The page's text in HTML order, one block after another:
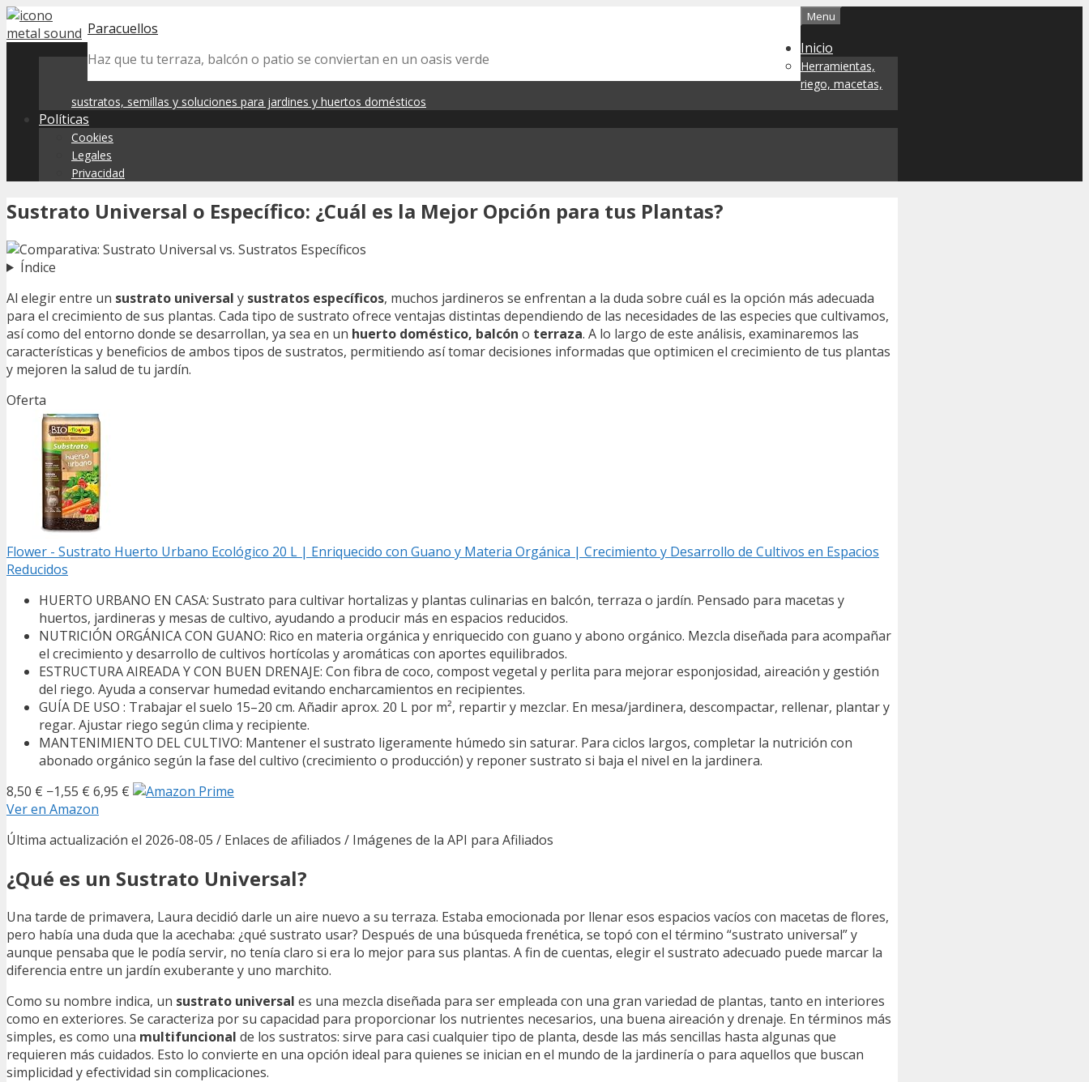
Skip
to
Paracuellos
Haz que tu terraza, balcón o patio se conviertan en un oasis verde
Menu
Inicio
Herramientas,
riego, macetas,
sustratos, semillas y soluciones para jardines y huertos domésticos
Políticas
Cookies
Legales
Privacidad
Sustrato Universal o Específico: ¿Cuál es la Mejor Opción para tus Plantas?
Índice
Al elegir entre un sustrato universal y sustratos específicos, muchos jardineros se enfrentan a la duda sobre cuál es la opción más adecuada
para el crecimiento de sus plantas. Cada tipo de sustrato ofrece ventajas distintas dependiendo de las necesidades de las especies que cultivamos,
así como del entorno donde se desarrollan, ya sea en un huerto doméstico, balcón o terraza. A lo largo de este análisis, examinaremos las
características y beneficios de ambos tipos de sustratos, permitiendo así tomar decisiones informadas que optimicen el crecimiento de tus plantas
y mejoren la salud de tu jardín.
Oferta
Flower - Sustrato Huerto Urbano Ecológico 20 L | Enriquecido con Guano y Materia Orgánica | Crecimiento y Desarrollo de Cultivos en Espacios
Reducidos
HUERTO URBANO EN CASA: Sustrato para cultivar hortalizas y plantas culinarias en balcón, terraza o jardín. Pensado para macetas y
huertos, jardineras y mesas de cultivo, ayudando a producir más en espacios reducidos.
NUTRICIÓN ORGÁNICA CON GUANO: Rico en materia orgánica y enriquecido con guano y abono orgánico. Mezcla diseñada para acompañar
el crecimiento y desarrollo de cultivos hortícolas y aromáticas con aportes equilibrados.
ESTRUCTURA AIREADA Y CON BUEN DRENAJE: Con fibra de coco, compost vegetal y perlita para mejorar esponjosidad, aireación y gestión
del riego. Ayuda a conservar humedad evitando encharcamientos en recipientes.
GUÍA DE USO : Trabajar el suelo 15–20 cm. Añadir aprox. 20 L por m², repartir y mezclar. En mesa/jardinera, descompactar, rellenar, plantar y
regar. Ajustar riego según clima y recipiente.
MANTENIMIENTO DEL CULTIVO: Mantener el sustrato ligeramente húmedo sin saturar. Para ciclos largos, completar la nutrición con
abonado orgánico según la fase del cultivo (crecimiento o producción) y reponer sustrato si baja el nivel en la jardinera.
8,50 € −1,55 € 6,95 €
Ver en Amazon
Última actualización el 2026-08-05 / Enlaces de afiliados / Imágenes de la API para Afiliados
¿Qué es un Sustrato Universal?
Una tarde de primavera, Laura decidió darle un aire nuevo a su terraza. Estaba emocionada por llenar esos espacios vacíos con macetas de flores,
pero había una duda que la acechaba: ¿qué sustrato usar? Después de una búsqueda frenética, se topó con el término “sustrato universal” y
aunque pensaba que le podía servir, no tenía claro si era lo mejor para sus plantas. A fin de cuentas, elegir el sustrato adecuado puede marcar la
diferencia entre un jardín exuberante y uno marchito.
Como su nombre indica, un sustrato universal es una mezcla diseñada para ser empleada con una gran variedad de plantas, tanto en interiores
como en exteriores. Se caracteriza por su capacidad para proporcionar los nutrientes necesarios, una buena aireación y drenaje. En términos más
simples, es como una multifuncional de los sustratos: sirve para casi cualquier tipo de planta, desde las más sencillas hasta algunas que
requieren más cuidados. Esto lo convierte en una opción ideal para quienes se inician en el mundo de la jardinería o para aquellos que buscan
simplicidad y efectividad sin complicaciones.